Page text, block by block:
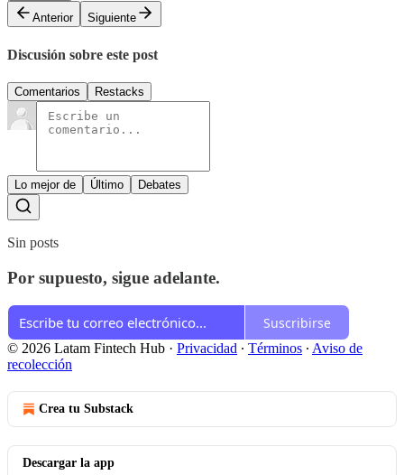
Anterior
Siguiente
Discusión sobre este post
Comentarios Restacks
Lo mejor de Último Debates
Sin posts
Por supuesto, sigue adelante.
Suscribirse
© 2026 Latam Fintech Hub · Privacidad ∙ Términos ∙ Aviso de
recolección
Crea tu Substack
Descargar la app